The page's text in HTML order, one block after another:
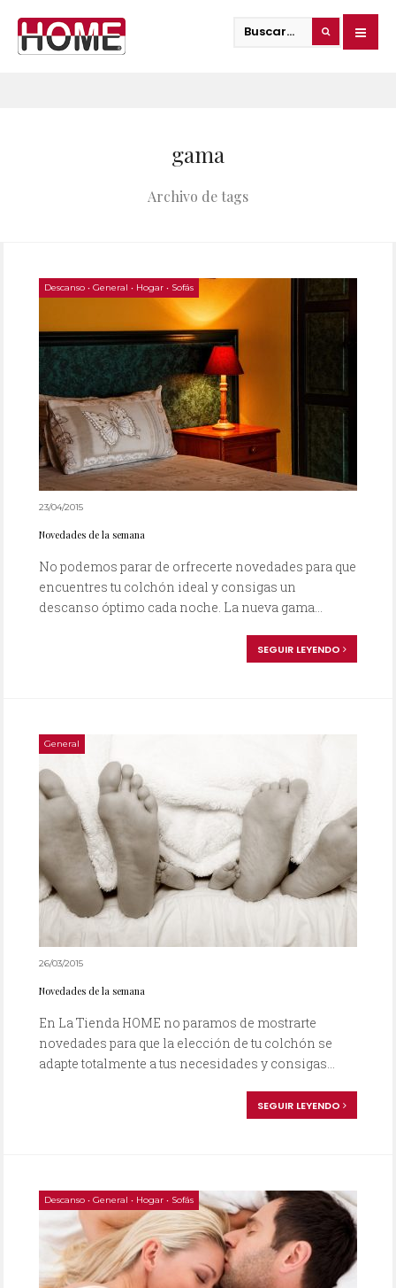
gama
Archivo de tags
Descanso • General • Hogar • Sofás
23/04/2015
Novedades de la semana
No podemos parar de orfrecerte novedades para que
encuentres tu colchón ideal y consigas un
descanso óptimo cada noche. La nueva gama...
SEGUIR LEYENDO
General
26/03/2015
Novedades de la semana
En La Tienda HOME no paramos de mostrarte
novedades para que la elección de tu colchón se
adapte totalmente a tus necesidades y consigas...
SEGUIR LEYENDO
Descanso • General • Hogar • Sofás